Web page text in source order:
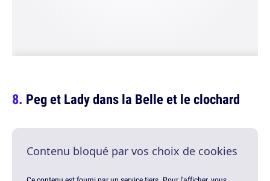
Peg et Lady dans la Belle et le clochard
Contenu bloqué par vos choix de cookies